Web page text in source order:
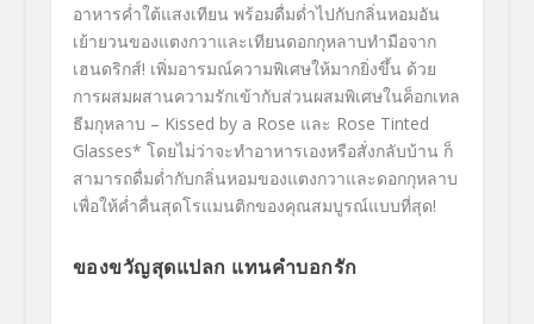
อาหารค่ำใต้แสงเทียน พร้อมดื่มด่ำไปกับกลิ่นหอมอัน
เย้ายวนของแตงกวาและเทียนดอกกุหลาบทำมือจาก
เฮนดริกส์! เพิ่มอารมณ์ความพิเศษให้มากยิ่งขึ้น ด้วย
การผสมผสานความรักเข้ากับส่วนผสมพิเศษในค็อกเทล
ธีมกุหลาบ – Kissed by a Rose และ Rose Tinted
Glasses* โดยไม่ว่าจะทำอาหารเองหรือสั่งกลับบ้าน ก็
สามารถดื่มด่ำกับกลิ่นหอมของแตงกวาและดอกกุหลาบ
เพื่อให้ค่ำคื่นสุดโรแมนติกของคุณสมบูรณ์แบบที่สุด!
ของขวัญสุดแปลก แทนคำบอกรัก